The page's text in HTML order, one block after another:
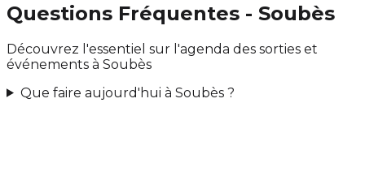
Questions Fréquentes - Soubès
Découvrez l'essentiel sur l'agenda des sorties et
événements à Soubès
Que faire aujourd'hui à Soubès ?